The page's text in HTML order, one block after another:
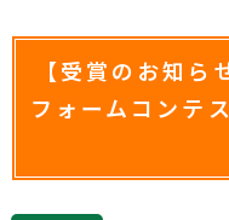
【受賞のお知
フォームコンテ